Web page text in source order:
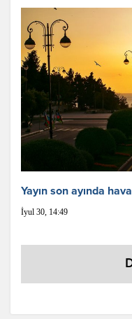
Yayın son ayında
İyul 30, 14:49